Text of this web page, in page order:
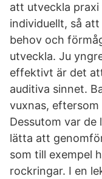
att utveckla
individuellt, så
behov och
utveckla. Ju
effektivt är det
auditiva sinnet.
vuxnas,
Dessutom var de
lätta att
som till exempel
rockringar. I en